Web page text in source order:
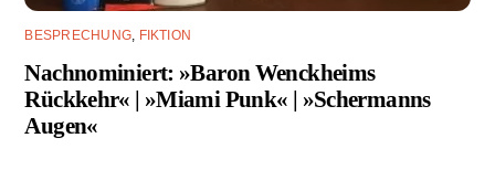
BESPRECHUNG, FIKTION
Nachnominiert: »Baron Wenckheims
Rückkehr« | »Miami Punk« | »Schermanns
Augen«